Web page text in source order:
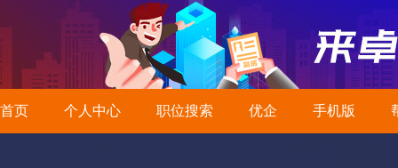
首页 个人中心 职位搜索 优企 手机版